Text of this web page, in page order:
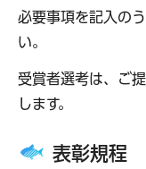
必要事項を記入の
い。
受賞者選考は、ご
します。
表彰規程